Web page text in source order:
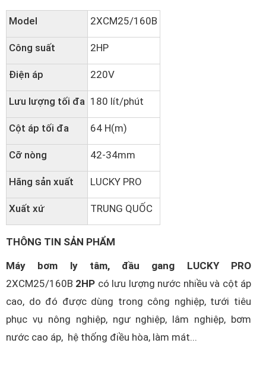
Model 2XCM25/160B
Công suất 2HP
Điện áp 220V
Lưu lượng tối đa 180 lít/phút
Cột áp tối đa 64 H(m)
Cỡ nòng 42-34mm
Hãng sản xuất LUCKY PRO
Xuất xứ TRUNG QUỐC
THÔNG TIN SẢN PHẨM
Máy bơm ly tâm, đầu gang LUCKY PRO
2XCM25/160B 2HP có lưu lượng nước nhiều và cột áp
cao, do đó được dùng trong công nghiệp, tưới tiêu
phục vụ nông nghiệp, ngư nghiệp, lâm nghiệp, bơm
nước cao áp, hệ thống điều hòa, làm mát...